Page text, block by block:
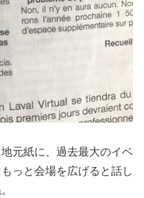
元紙に、過去最大のイベ
っと会場を広げると話し